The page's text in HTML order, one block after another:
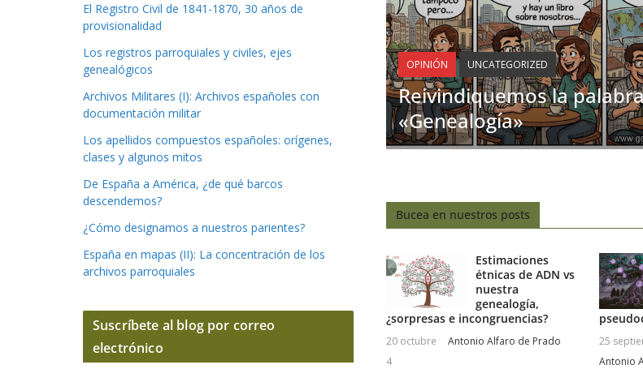
OPINIÓN UNCATEGORIZED
Reivindiquemos la
«Genealogía»
Bucea en nuestros posts
Estimaciones
étnicas de ADN vs
nuestra
genealogía,
¿sorpresas e incongruencias?
20 octubre
Antonio Alfaro de Prado
4
25
Antonio
El Registro Civil de 1841-1870, 30 años de
provisionalidad
Los registros parroquiales y civiles, ejes
genealógicos
Archivos Militares (I): Archivos españoles con
documentación militar
Los apellidos compuestos españoles: orígenes,
clases y algunos mitos
De España a América, ¿de qué barcos
descendemos?
¿Cómo designamos a nuestros parientes?
España en mapas (II): La concentración de los
archivos parroquiales
Suscríbete al blog por correo
electrónico